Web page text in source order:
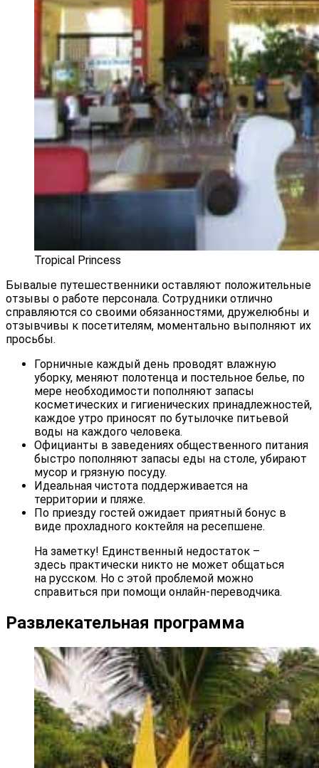
Tropical Princess
Бывалые путешественники оставляют положительные
отзывы о работе персонала. Сотрудники отлично
справляются со своими обязанностями, дружелюбны и
отзывчивы к посетителям, моментально выполняют их
просьбы.
Горничные каждый день проводят влажную
уборку, меняют полотенца и постельное белье, по
мере необходимости пополняют запасы
косметических и гигиенических принадлежностей,
каждое утро приносят по бутылочке питьевой
воды на каждого человека.
Официанты в заведениях общественного питания
быстро пополняют запасы еды на столе, убирают
мусор и грязную посуду.
Идеальная чистота поддерживается на
территории и пляже.
По приезду гостей ожидает приятный бонус в
виде прохладного коктейля на ресепшене.
На заметку! Единственный недостаток –
здесь практически никто не может общаться
на русском. Но с этой проблемой можно
справиться при помощи онлайн-переводчика.
Развлекательная программа